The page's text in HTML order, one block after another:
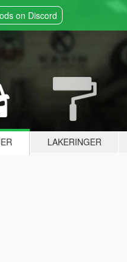
on Discord
LAKERINGER